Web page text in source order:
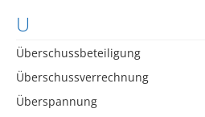
U
Überschussbeteiligung
Überschussverrechnung
Überspannung